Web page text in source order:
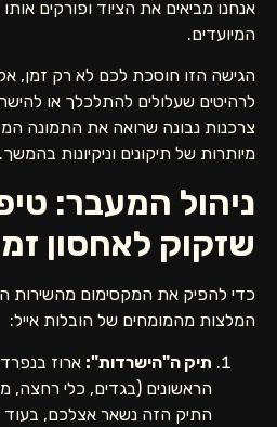
אנחנו מביאים את הציוד ופורקים
המיועדים.
הגישה הזו חוסכת לכם לא רק זמן,
לרהיטים שעלולים להתלכלך או
צרכנות נבונה שרואה את התמונה
מיותרות של תיקונים וניקיונות בהמשך.
ניהול המעבר:
שזקוק לאחסון
כדי להפיק את המקסימום מהשירות
המלצות מהמומחים של הובלות אייל:
תיק ה"הישרדות": ארוז
הראשונים (בגדים, כלי רחצה,
התיק הזה נשאר אצלכם, בעוד